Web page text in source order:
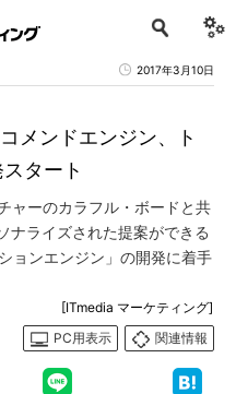
2017年3月10日
メンドエンジン、ト
タート
ャーのカラフル・ボードと共
ナライズされた提案ができる
ョンエンジン」の開発に着手
[ITmedia マーケティング]
PC用表示
関連情報